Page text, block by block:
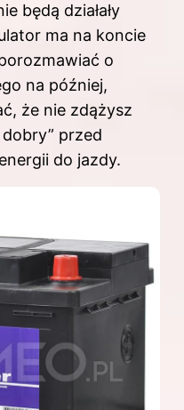
będą działały
ma na koncie
o
na później,
że nie zdążysz
przed
do jazdy.